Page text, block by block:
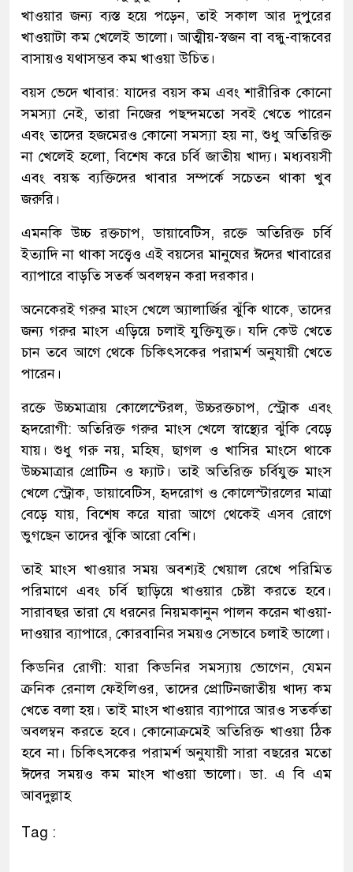
খাওয়ার জন্য ব্যস্ত হয়ে পড়েন, তাই সকাল আর দুপুরের
খাওয়াটা কম খেলেই ভালো। আত্মীয়-স্বজন বা বন্ধু-বান্ধবের
বাসায়ও যথাসম্ভব কম খাওয়া উচিত।
বয়স ভেদে খাবার: যাদের বয়স কম এবং শারীরিক কোনো
সমস্যা নেই, তারা নিজের পছন্দমতো সবই খেতে পারেন
এবং তাদের হজমেরও কোনো সমস্যা হয় না, শুধু অতিরিক্ত
না খেলেই হলো, বিশেষ করে চর্বি জাতীয় খাদ্য। মধ্যবয়সী
এবং বয়স্ক ব্যক্তিদের খাবার সম্পর্কে সচেতন থাকা খুব
জরুরি।
এমনকি উচ্চ রক্তচাপ, ডায়াবেটিস, রক্তে অতিরিক্ত চর্বি
ইত্যাদি না থাকা সত্ত্বেও এই বয়সের মানুষের ঈদের খাবারের
ব্যাপারে বাড়তি সতর্ক অবলম্বন করা দরকার।
অনেকেরই গরুর মাংস খেলে অ্যালার্জির ঝুঁকি থাকে, তাদের
জন্য গরুর মাংস এড়িয়ে চলাই যুক্তিযুক্ত। যদি কেউ খেতে
চান তবে আগে থেকে চিকিৎসকের পরামর্শ অনুযায়ী খেতে
পারেন।
রক্তে উচ্চমাত্রায় কোলেস্টেরল, উচ্চরক্তচাপ, স্ট্রোক এবং
হৃদরোগী: অতিরিক্ত গরুর মাংস খেলে স্বাস্থ্যের ঝুঁকি বেড়ে
যায়। শুধু গরু নয়, মহিষ, ছাগল ও খাসির মাংসে থাকে
উচ্চমাত্রার প্রোটিন ও ফ্যাট। তাই অতিরিক্ত চর্বিযুক্ত মাংস
খেলে স্ট্রোক, ডায়াবেটিস, হৃদরোগ ও কোলেস্টারলের মাত্রা
বেড়ে যায়, বিশেষ করে যারা আগে থেকেই এসব রোগে
ভুগছেন তাদের ঝুঁকি আরো বেশি।
তাই মাংস খাওয়ার সময় অবশ্যই খেয়াল রেখে পরিমিত
পরিমাণে এবং চর্বি ছাড়িয়ে খাওয়ার চেষ্টা করতে হবে।
সারাবছর তারা যে ধরনের নিয়মকানুন পালন করেন খাওয়া-
দাওয়ার ব্যাপারে, কোরবানির সময়ও সেভাবে চলাই ভালো।
কিডনির রোগী: যারা কিডনির সমস্যায় ভোগেন, যেমন
ক্রনিক রেনাল ফেইলিওর, তাদের প্রোটিনজাতীয় খাদ্য কম
খেতে বলা হয়। তাই মাংস খাওয়ার ব্যাপারে আরও সতর্কতা
অবলম্বন করতে হবে। কোনোক্রমেই অতিরিক্ত খাওয়া ঠিক
হবে না। চিকিৎসকের পরামর্শ অনুযায়ী সারা বছরের মতো
ঈদের সময়ও কম মাংস খাওয়া ভালো। ডা. এ বি এম
আবদুল্লাহ
Tag :